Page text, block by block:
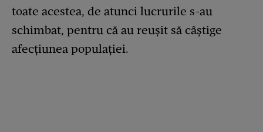
toate acestea, de atunci lucrurile s-au
schimbat, pentru că au reușit să câștige
afecțiunea populației.